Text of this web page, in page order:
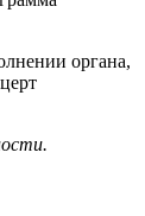
органа,